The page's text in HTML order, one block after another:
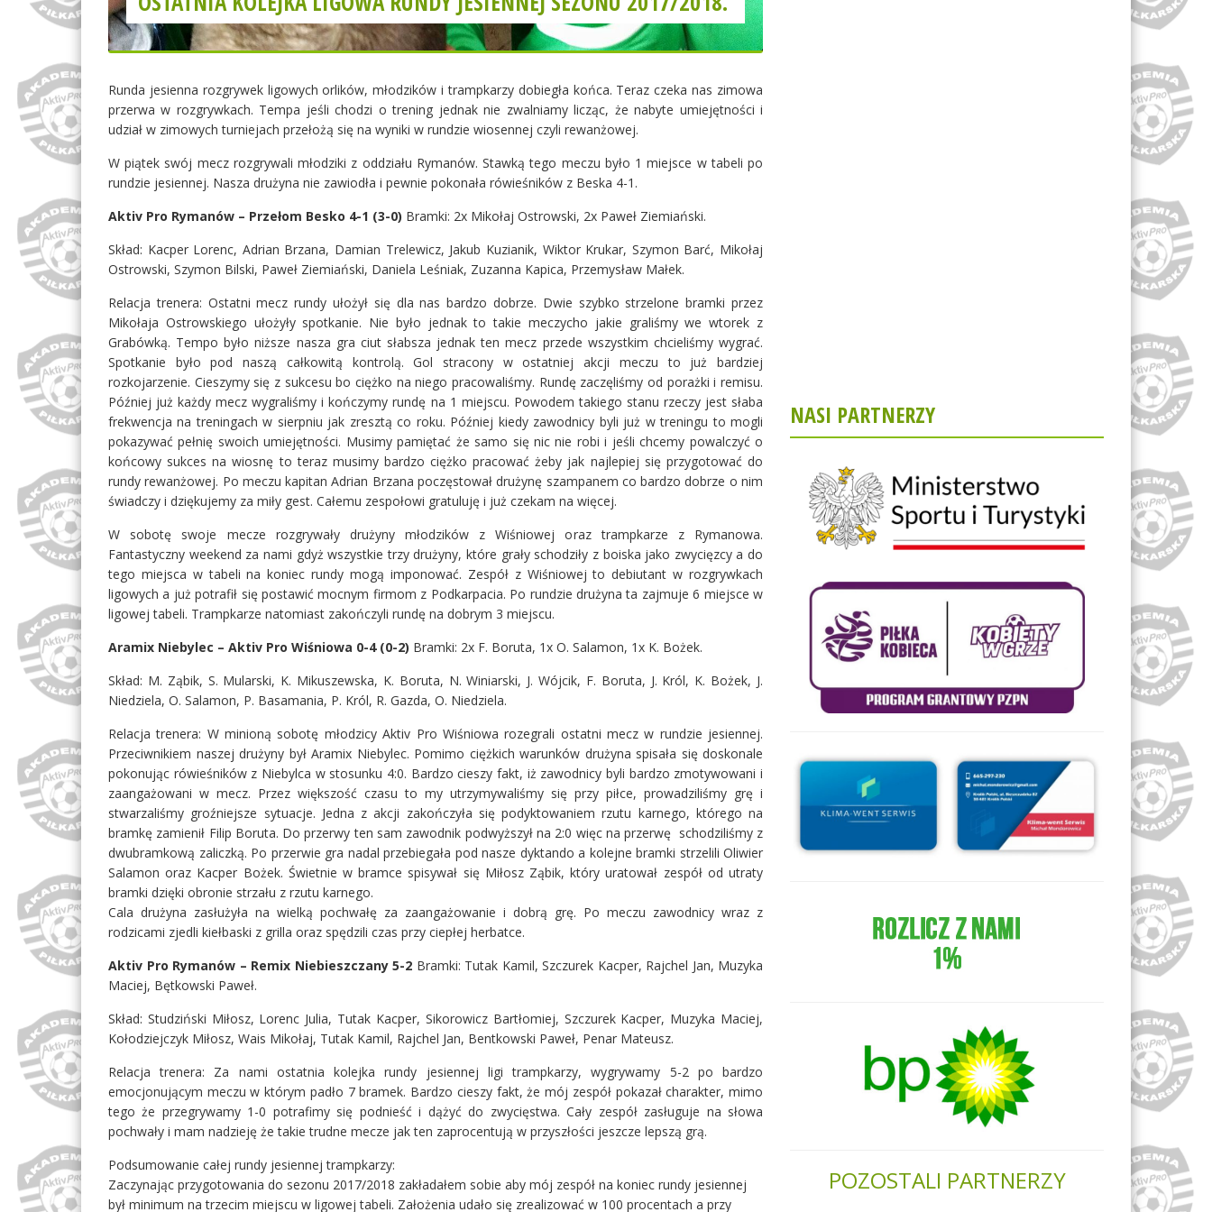
Runda jesienna rozgrywek ligowych orlików, młodzików i trampkarzy dobiegła końca. Teraz czeka nas zimowa
przerwa w rozgrywkach. Tempa jeśli chodzi o trening jednak nie zwalniamy licząc, że nabyte umiejętności i
udział w zimowych turniejach przełożą się na wyniki w rundzie wiosennej czyli rewanżowej.
W piątek swój mecz rozgrywali młodziki z oddziału Rymanów. Stawką tego meczu było 1 miejsce w tabeli po
rundzie jesiennej. Nasza drużyna nie zawiodła i pewnie pokonała rówieśników z Beska 4-1.
Aktiv Pro Rymanów – Przełom Besko 4-1 (3-0) Bramki: 2x Mikołaj Ostrowski, 2x Paweł Ziemiański.
Skład: Kacper Lorenc, Adrian Brzana, Damian Trelewicz, Jakub Kuzianik, Wiktor Krukar, Szymon Barć, Mikołaj
Ostrowski, Szymon Bilski, Paweł Ziemiański, Daniela Leśniak, Zuzanna Kapica, Przemysław Małek.
Relacja trenera: Ostatni mecz rundy ułożył się dla nas bardzo dobrze. Dwie szybko strzelone bramki przez
Mikołaja Ostrowskiego ułożyły spotkanie. Nie było jednak to takie meczycho jakie graliśmy we wtorek z
Grabówką. Tempo było niższe nasza gra ciut słabsza jednak ten mecz przede wszystkim chcieliśmy wygrać.
Spotkanie było pod naszą całkowitą kontrolą. Gol stracony w ostatniej akcji meczu to już bardziej
rozkojarzenie. Cieszymy się z sukcesu bo ciężko na niego pracowaliśmy. Rundę zaczęliśmy od porażki i remisu.
Później już każdy mecz wygraliśmy i kończymy rundę na 1 miejscu. Powodem takiego stanu rzeczy jest słaba
frekwencja na treningach w sierpniu jak zresztą co roku. Później kiedy zawodnicy byli już w treningu to mogli
pokazywać pełnię swoich umiejętności. Musimy pamiętać że samo się nic nie robi i jeśli chcemy powalczyć o
końcowy sukces na wiosnę to teraz musimy bardzo ciężko pracować żeby jak najlepiej się przygotować do
rundy rewanżowej. Po meczu kapitan Adrian Brzana poczęstował drużynę szampanem co bardzo dobrze o nim
świadczy i dziękujemy za miły gest. Całemu zespołowi gratuluję i już czekam na więcej.
W sobotę swoje mecze rozgrywały drużyny młodzików z Wiśniowej oraz trampkarze z Rymanowa.
Fantastyczny weekend za nami gdyż wszystkie trzy drużyny, które grały schodziły z boiska jako zwycięzcy a do
tego miejsca w tabeli na koniec rundy mogą imponować. Zespół z Wiśniowej to debiutant w rozgrywkach
ligowych a już potrafił się postawić mocnym firmom z Podkarpacia. Po rundzie drużyna ta zajmuje 6 miejsce w
ligowej tabeli. Trampkarze natomiast zakończyli rundę na dobrym 3 miejscu.
Aramix Niebylec – Aktiv Pro Wiśniowa 0-4 (0-2) Bramki: 2x F. Boruta, 1x O. Salamon, 1x K. Bożek.
Skład: M. Ząbik, S. Mularski, K. Mikuszewska, K. Boruta, N. Winiarski, J. Wójcik, F. Boruta, J. Król, K. Bożek, J.
Niedziela, O. Salamon, P. Basamania, P. Król, R. Gazda, O. Niedziela.
Relacja trenera: W minioną sobotę młodzicy Aktiv Pro Wiśniowa rozegrali ostatni mecz w rundzie jesiennej.
Przeciwnikiem naszej drużyny był Aramix Niebylec. Pomimo ciężkich warunków drużyna spisała się doskonale
pokonując rówieśników z Niebylca w stosunku 4:0. Bardzo cieszy fakt, iż zawodnicy byli bardzo zmotywowani i
zaangażowani w mecz. Przez większość czasu to my utrzymywaliśmy się przy piłce, prowadziliśmy grę i
stwarzaliśmy groźniejsze sytuacje. Jedna z akcji zakończyła się podyktowaniem rzutu karnego, którego na
bramkę zamienił Filip Boruta. Do przerwy ten sam zawodnik podwyższył na 2:0 więc na przerwę schodziliśmy z
dwubramkową zaliczką. Po przerwie gra nadal przebiegała pod nasze dyktando a kolejne bramki strzelili Oliwier
Salamon oraz Kacper Bożek. Świetnie w bramce spisywał się Miłosz Ząbik, który uratował zespół od utraty
bramki dzięki obronie strzału z rzutu karnego.
Cala drużyna zasłużyła na wielką pochwałę za zaangażowanie i dobrą grę. Po meczu zawodnicy wraz z
rodzicami zjedli kiełbaski z grilla oraz spędzili czas przy ciepłej herbatce.
Aktiv Pro Rymanów – Remix Niebieszczany 5-2 Bramki: Tutak Kamil, Szczurek Kacper, Rajchel Jan, Muzyka
Maciej, Bętkowski Paweł.
Skład: Studziński Miłosz, Lorenc Julia, Tutak Kacper, Sikorowicz Bartłomiej, Szczurek Kacper, Muzyka Maciej,
Kołodziejczyk Miłosz, Wais Mikołaj, Tutak Kamil, Rajchel Jan, Bentkowski Paweł, Penar Mateusz.
Relacja trenera: Za nami ostatnia kolejka rundy jesiennej ligi trampkarzy, wygrywamy 5-2 po bardzo
emocjonującym meczu w którym padło 7 bramek. Bardzo cieszy fakt, że mój zespół pokazał charakter, mimo
tego że przegrywamy 1-0 potrafimy się podnieść i dążyć do zwycięstwa. Cały zespół zasługuje na słowa
pochwały i mam nadzieję że takie trudne mecze jak ten zaprocentują w przyszłości jeszcze lepszą grą.
Podsumowanie całej rundy jesiennej trampkarzy:
Zaczynając przygotowania do sezonu 2017/2018 zakładałem sobie aby mój zespół na koniec rundy jesiennej
był minimum na trzecim miejscu w ligowej tabeli. Założenia udało się zrealizować w 100 procentach a przy
NASI PARTNERZY
POZOSTALI PARTNERZY